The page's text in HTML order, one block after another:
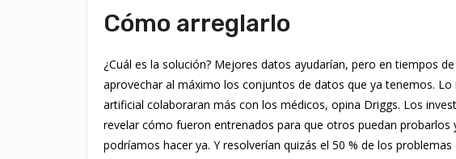
Cómo arreglarlo
¿Cuál es la solución? Mejores datos ayudarían, pero en tiempos
aprovechar al máximo los conjuntos de datos que ya tenemos.
artificial colaboraran más con los médicos, opina Driggs. Los
revelar cómo fueron entrenados para que otros puedan probarlos
podríamos hacer ya. Y resolverían quizás el 50 % de los